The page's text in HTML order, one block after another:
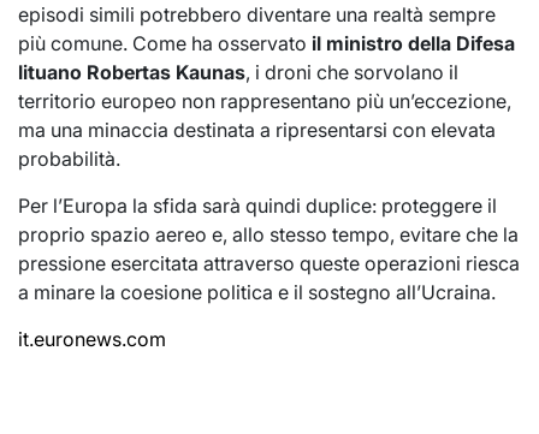
episodi simili potrebbero diventare una realtà sempre
più comune. Come ha osservato il ministro della Difesa
lituano Robertas Kaunas, i droni che sorvolano il
territorio europeo non rappresentano più un’eccezione,
ma una minaccia destinata a ripresentarsi con elevata
probabilità.
Per l’Europa la sfida sarà quindi duplice: proteggere il
proprio spazio aereo e, allo stesso tempo, evitare che la
pressione esercitata attraverso queste operazioni riesca
a minare la coesione politica e il sostegno all’Ucraina.
it.euronews.com